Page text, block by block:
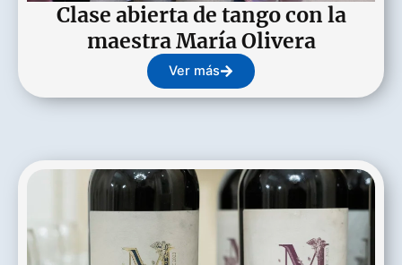
Clase abierta de tango con la
maestra María Olivera
Ver más